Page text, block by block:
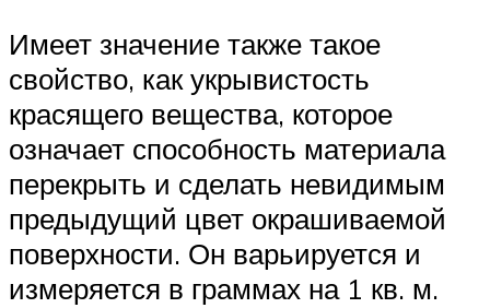
Имеет значение также такое
свойство, как укрывистость
красящего вещества, которое
означает способность материала
перекрыть и сделать невидимым
предыдущий цвет окрашиваемой
поверхности. Он варьируется и
измеряется в граммах на 1 кв. м.